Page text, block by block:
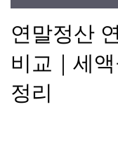
연말정산
비교｜세
정리